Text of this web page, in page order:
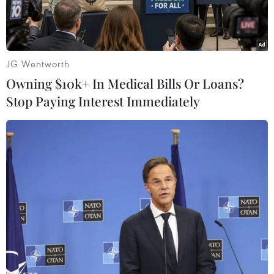
Theo AFP, ngày 28/11, một quan chức địa
phương của Chính phủ Sudan cho biết những
người đàn ông có vũ trang đã bắt cóc 3 nhân
viên thuộc Cao ủy Liên hợp quốc về người tị
nạn (UNHCR) tại khu vực xung đột Darfur.
Người phát ngôn chính quyền bang Tây Darfur
JG Wentworth
Owning $10k+ In Medical Bills Or Loans?
Stop Paying Interest Immediately